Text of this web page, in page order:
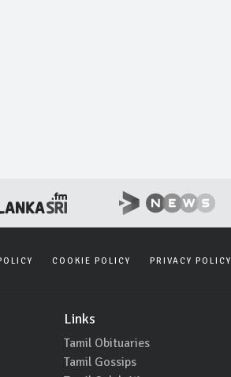
COOKIE POLICY PRIVACY POLICY
Links
Tamil Obituaries
Tamil Gossips